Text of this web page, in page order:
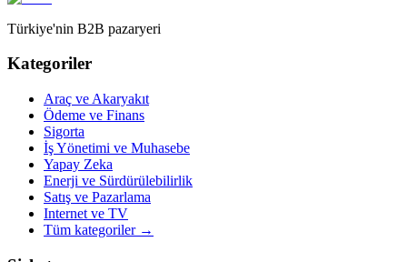
Türkiye'nin B2B pazaryeri
Kategoriler
Araç ve Akaryakıt
Ödeme ve Finans
Sigorta
İş Yönetimi ve Muhasebe
Yapay Zeka
Enerji ve Sürdürülebilirlik
Satış ve Pazarlama
Internet ve TV
Tüm kategoriler→